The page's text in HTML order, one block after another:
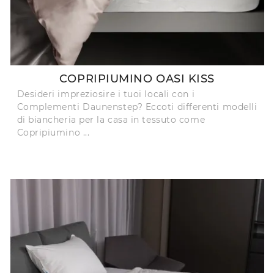
COPRIPIUMINO OASI KISS
Desideri impreziosire i tuoi locali con i
Complementi Daunenstep? Eccoti differenti modelli
di biancheria per la casa in tessuto come
Copripiumino ...